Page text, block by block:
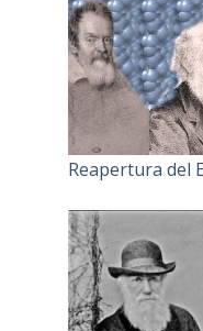
Reapertura del